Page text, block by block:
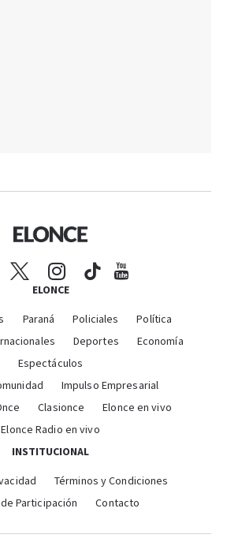
ELONCE
Paraná Policiales
Política
Deportes
Economía
Espectáculos
Impulso Empresarial
Clasionce
Elonce en vivo
Elonce Radio en vivo
INSTITUCIONAL
Términos y Condiciones
Participación
Contacto